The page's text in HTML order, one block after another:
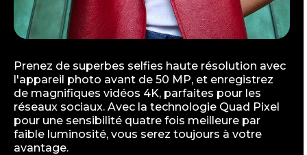
Prenez de superbes selfies haute résolution avec
l'appareil photo avant de 50 MP, et enregistrez
de magnifiques vidéos 4K, parfaites pour les
réseaux sociaux. Avec la technologie Quad Pixel
pour une sensibilité quatre fois meilleure par
faible luminosité, vous serez toujours à votre
avantage.